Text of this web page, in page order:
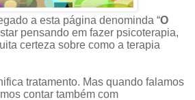
a esta página denominda “O
pensando em fazer psicoterapia,
certeza sobre como a terapia
tratamento. Mas quando falamos
contar também com